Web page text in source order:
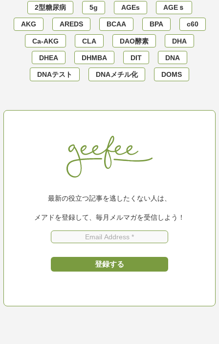
2型糖尿病 5g AGEs AGEｓ
AKG AREDS BCAA BPA c60
Ca-AKG CLA DAO酵素 DHA
DHEA DHMBA DIT DNA
DNAテスト DNAメチル化 DOMS
最新の役立つ記事を逃したくない人は、
メアドを登録して、毎月メルマガを受信しよう！